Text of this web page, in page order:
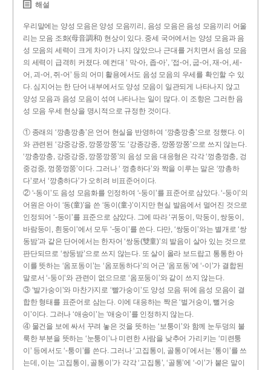
해설
우리말에는 양성 모음은 양성 모음끼리, 음성 모음은 음성 모음끼리 어울
리는 모음 조화(母音調和) 현상이 있다. 중세 국어에서는 양성 모음과 음
성 모음의 세력이 크게 차이가 나지 않았으나 근대를 거치면서 음성 모음
의 세력이 급격히 커졌다. 예컨대 ‘ 막-아, 좁-아’, ‘접-어, 굽-어, 재-어, 세-
어, 괴-어, 쥐-어’ 등의 어미 활용에서도 음성 모음의 우세를 확인할 수 있
다. 심지어는 한 단어 내부에서도 양성 모음이 일관되게 나타나지 않고
양성 모음과 음성 모음이 섞여 나타나는 일이 많다. 이 조항은 그러한 음
성 모음 우세 현상을 명시적으로 규정한 것이다.
① 종래의 ‘깡총깡총’은 언어 현실을 반영하여 ‘깡충깡충’으로 정했다. 이
와 관련된 ‘강중강중, 깡쭝깡쭝’도 ‘강종강종, 깡쫑깡쫑’으로 쓰지 않는다.
‘깡충깡충, 강중강중, 깡쭝깡쭝’의 음성 모음 대응형은 각각 ‘껑충껑충, 겅
중겅중, 껑쭝껑쭝’이다. 그러나 ‘ 껑충하다’와 짝을 이루는 말은 ‘깡총하
다’로서 ‘깡충하다’가 오히려 비표준어이다.
② ‘-동이’도 음성 모음화를 인정하여 ‘-둥이’를 표준어로 삼았다. ‘-둥이’의
어원은 아이 ‘동(童)’을 쓴 ‘동이(童-)’이지만 현실 발음에서 멀어진 것으로
인정되어 ‘-둥이’를 표준으로 삼았다. 그에 따라 ‘귀둥이, 막둥이, 쌍둥이,
바람둥이, 흰둥이’에서 모두 ‘-둥이’를 쓴다. 다만, ‘쌍둥이’와는 별개로 ‘쌍
동밤’과 같은 단어에서는 한자어 ‘쌍동(雙童)’의 발음이 살아 있는 것으로
판단되므로 ‘쌍둥밤’으로 쓰지 않는다. 또 살이 올라 보드랍고 통통한 아
이를 뜻하는 ‘옴포동이’는 ‘옴포동하다’의 어근 ‘옴포동’에 ‘-이’가 결합된
말로서 ‘-둥이’와 관련이 없으므로 ‘옴포둥이’와 같이 쓰지 않는다.
③ ‘발가숭이’와 마찬가지로 ‘빨가숭이’도 양성 모음 뒤에 음성 모음이 결
합한 형태를 표준어로 삼는다. 이에 대응하는 짝은 ‘벌거숭이, 뻘거숭
이’이다. 그러나 ‘애송이’는 ‘애숭이’를 인정하지 않는다.
④ 물건을 보에 싸서 꾸려 놓은 것을 뜻하는 ‘보퉁이’와 함께 눈두덩의 불
룩한 부분을 뜻하는 ‘눈퉁이’나 미련한 사람을 낮추어 가리키는 ‘미련퉁
이’ 등에서도 ‘-퉁이’를 쓴다. 그러나 ‘고집통이, 골통이’에서는 ‘통이’를 쓰
는데, 이는 ‘고집통이, 골통이’가 각각 ‘고집통’, ‘골통’에 ‘-이’가 붙은 말이